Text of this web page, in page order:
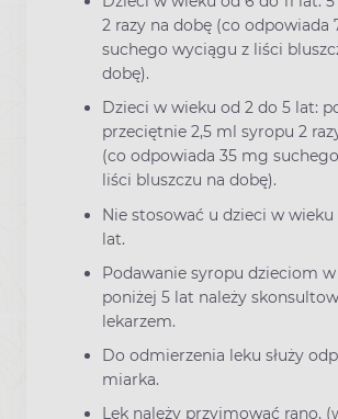
2 razy na dobę (co odpowiada
suchego wyciągu z liści
dobę).
Dzieci w wieku od 2 do 5 lat:
przeciętnie 2,5 ml syropu 2
(co odpowiada 35 mg
liści bluszczu na dobę).
Nie stosować u dzieci w wieku
lat.
Podawanie syropu dzieciom
poniżej 5 lat należy
lekarzem.
Do odmierzenia leku służy
miarka.
Lek należy przyjmować rano,